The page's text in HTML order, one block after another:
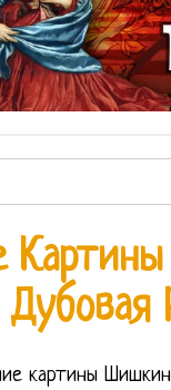
Картины
картины